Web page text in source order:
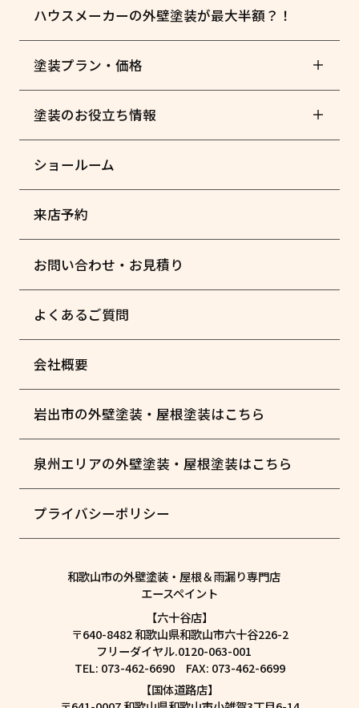
ハウスメーカーの外壁塗装が最大半額？！
塗装プラン・価格
塗装のお役立ち情報
ショールーム
来店予約
お問い合わせ・お見積り
よくあるご質問
会社概要
岩出市の外壁塗装・屋根塗装はこちら
泉州エリアの外壁塗装・屋根塗装はこちら
プライバシーポリシー
和歌山市の外壁塗装・屋根＆雨漏り専門店
エースペイント
【六十谷店】
〒640-8482 和歌山県和歌山市六十谷226-2
フリーダイヤル.0120-063-001
TEL: 073-462-6690 FAX: 073-462-6699
【国体道路店】